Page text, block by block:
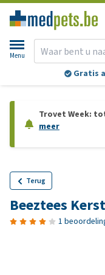
Menu
Gratis
Trovet Week:
meer
Terug
Beeztees
1